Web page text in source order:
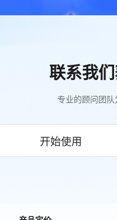
联系我
专业的顾问团
开始使用